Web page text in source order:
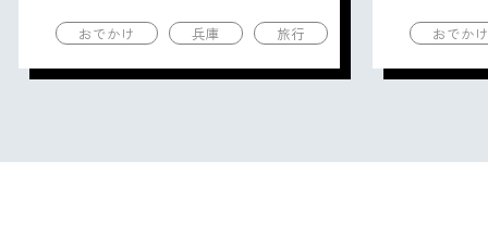
おでかけ 兵庫 旅行 おでか